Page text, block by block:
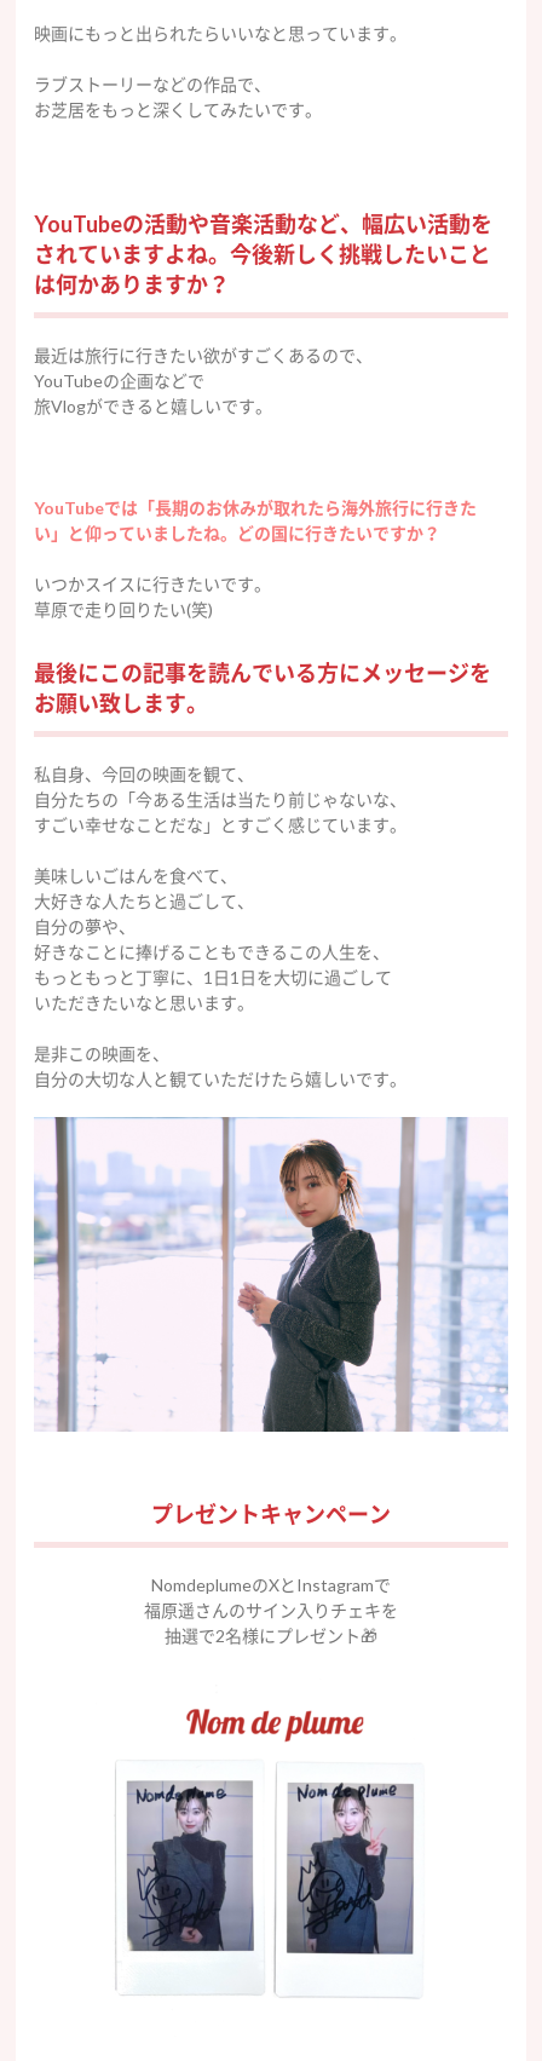
映画にもっと出られたらいいなと思っています。
ラブストーリーなどの作品で、
お芝居をもっと深くしてみたいです。
YouTubeの活動や音楽活動など、幅広い活動を
されていますよね。今後新しく挑戦したいこと
は何かありますか？
最近は旅行に行きたい欲がすごくあるので、
YouTubeの企画などで
旅Vlogができると嬉しいです。
YouTubeでは「長期のお休みが取れたら海外旅行に行きた
い」と仰っていましたね。どの国に行きたいですか？
いつかスイスに行きたいです。
草原で走り回りたい(笑)
最後にこの記事を読んでいる方にメッセージを
お願い致します。
私自身、今回の映画を観て、
自分たちの「今ある生活は当たり前じゃないな、
すごい幸せなことだな」とすごく感じています。
美味しいごはんを食べて、
大好きな人 たち と過ごして、
自分の夢や、
好きなことに捧げることもできるこの人生を、
もっともっと丁寧に、1日1日を大切に過ごして
いただきたいなと思います。
是非この映画を、
自分の大切な人と観ていただけたら嬉しいです。
プレゼントキャンペーン
NomdeplumeのXとInstagramで
福原遥さんのサイン入りチェキを
抽選で2名様にプレゼント🎁